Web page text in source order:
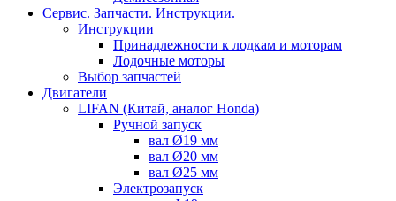
Сервис. Запчасти. Инструкции.
Инструкции
Принадлежности к лодкам и моторам
Лодочные моторы
Выбор запчастей
Двигатели
LIFAN (Китай, аналог Honda)
Ручной запуск
вал Ø19 мм
вал Ø20 мм
вал Ø25 мм
Электрозапуск